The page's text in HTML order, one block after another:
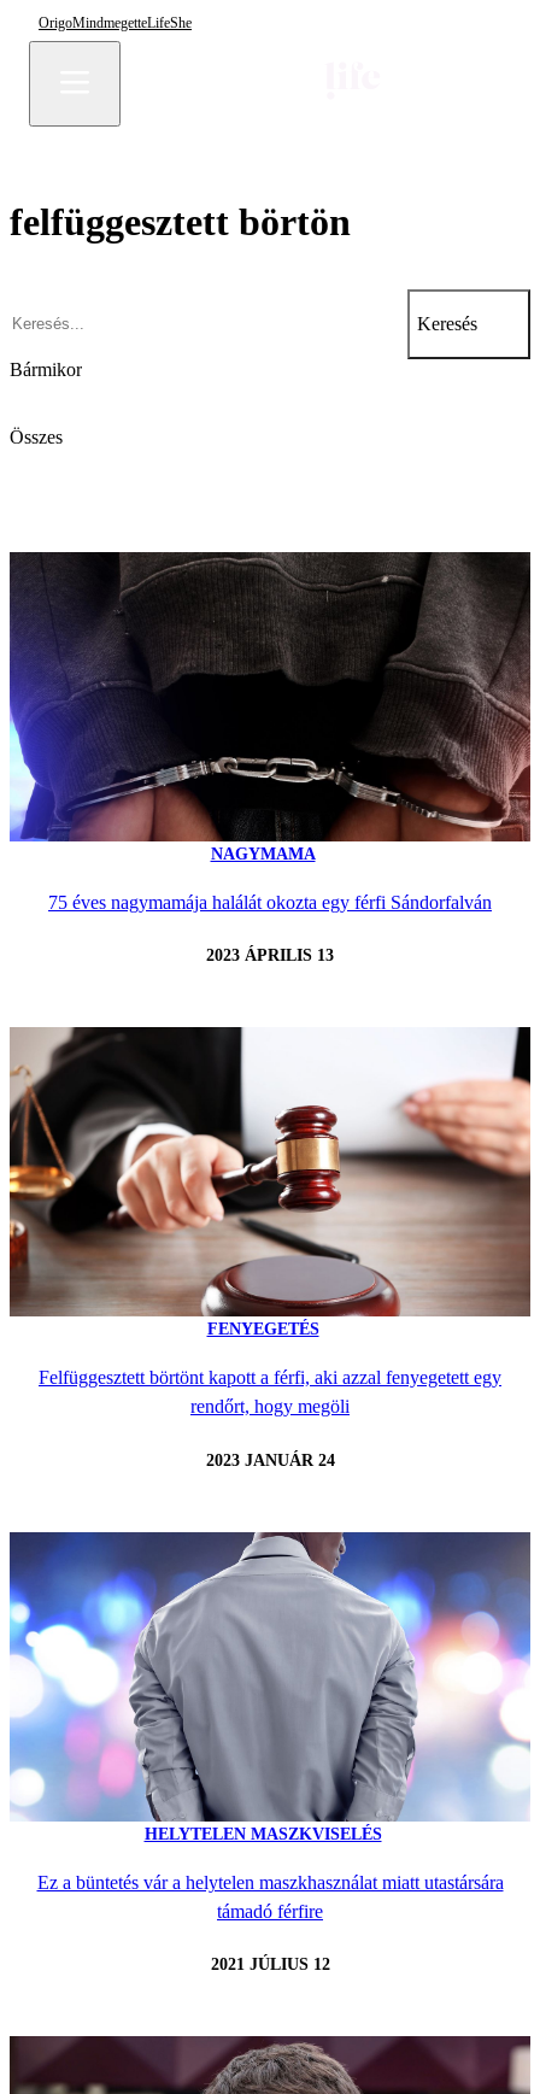
OrigoMindmegetteLifeShe
felfüggesztett börtön
Keresés
Bármikor
Összes
NAGYMAMA
75 éves nagymamája halálát okozta egy férfi Sándorfalván
2023 ÁPRILIS 13
FENYEGETÉS
Felfüggesztett börtönt kapott a férfi, aki azzal fenyegetett egy
rendőrt, hogy megöli
2023 JANUÁR 24
HELYTELEN MASZKVISELÉS
Ez a büntetés vár a helytelen maszkhasználat miatt utastársára
támadó férfire
2021 JÚLIUS 12